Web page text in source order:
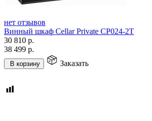
нет отзывов
Винный шкаф Cellar Private CP024-2T
30 810 р.
38 499 р.
В корзину Заказать